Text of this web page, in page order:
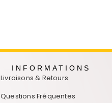
INFORMATIONS
Livraisons & Retours
Questions Fréquentes